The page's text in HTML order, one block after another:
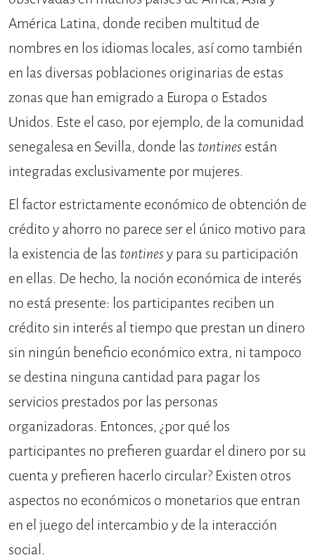
América Latina, donde reciben multitud de
nombres en los idiomas locales, así como también
en las diversas poblaciones originarias de estas
zonas que han emigrado a Europa o Estados
Unidos. Este el caso, por ejemplo, de la comunidad
senegalesa en Sevilla, donde las tontinesestán
integradas exclusivamente por mujeres.
El factor estrictamente económico de obtención de
crédito y ahorro no parece ser el único motivo para
la existencia de las tontinesy para su participación
en ellas. De hecho, la noción económica de interés
no está presente: los participantes reciben un
crédito sin interés al tiempo que prestan un dinero
sin ningún beneficio económico extra, ni tampoco
se destina ninguna cantidad para pagar los
servicios prestados por las personas
organizadoras. Entonces, ¿por qué los
participantes no prefieren guardar el dinero por su
cuenta y prefieren hacerlo circular? Existen otros
aspectos no económicos o monetarios que entran
en el juego del intercambio y de la interacción
social.